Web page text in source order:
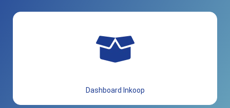
Dashboard Inkoop